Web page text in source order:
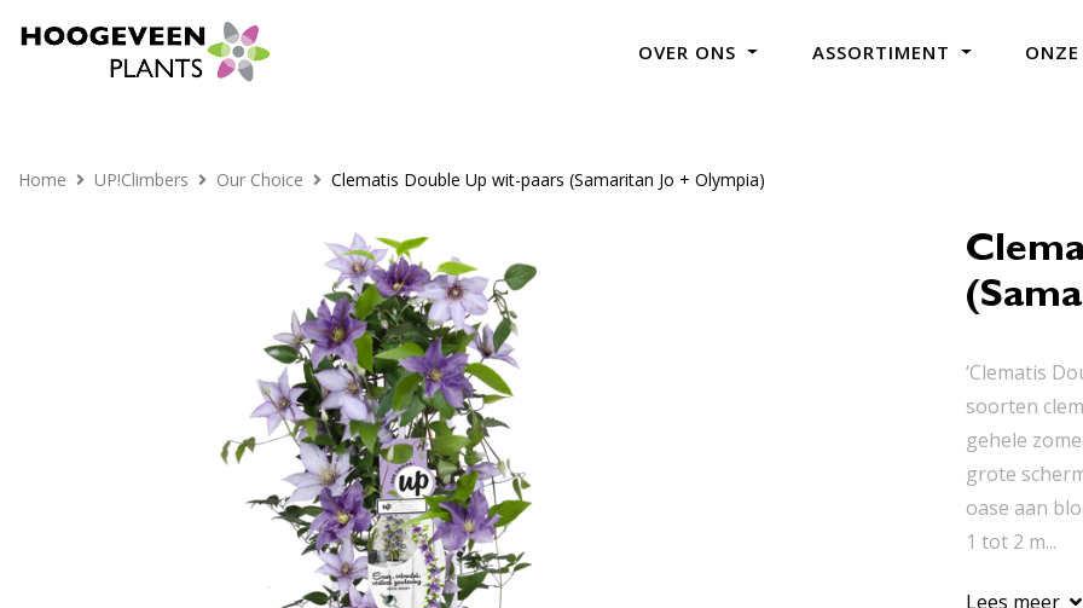
OVER ONS ASSORTIMENT
Home UP!Climbers Our Choice Clematis Double Up wit-paars (Samaritan Jo + Olympia)
‘Clematis
soorten
gehele
grote
oase aan
1 tot 2 m...
Lees meer